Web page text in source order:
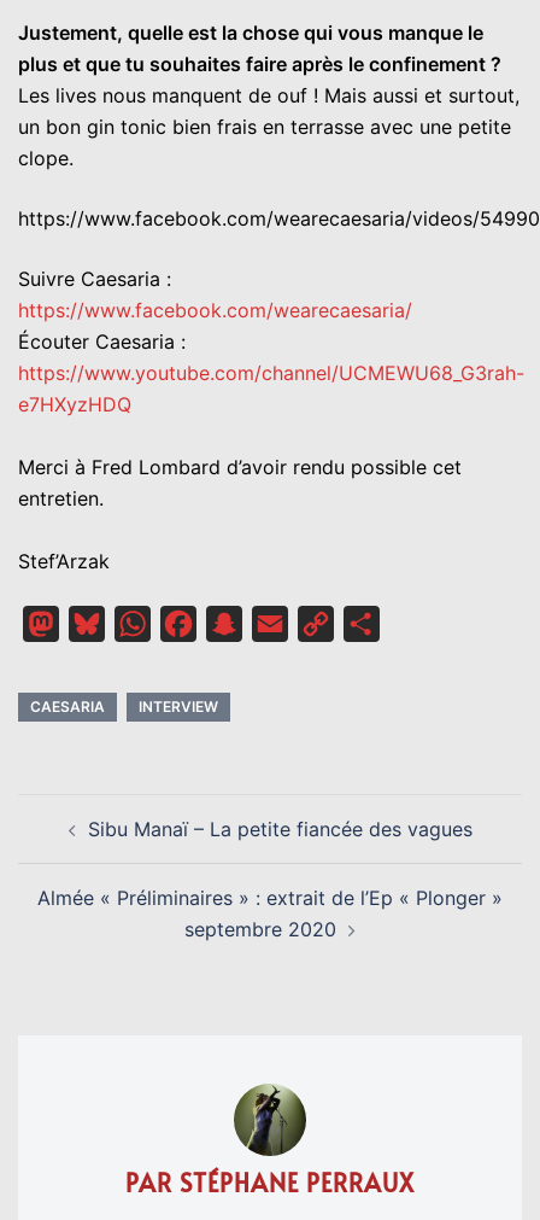
Justement, quelle est la chose qui vous manque le
plus et que tu souhaites faire après le confinement ?
Les lives nous manquent de ouf ! Mais aussi et surtout,
un bon gin tonic bien frais en terrasse avec une petite
clope.
https://www.facebook.com/wearecaesaria/videos/
Suivre Caesaria :
https://www.facebook.com/wearecaesaria/
Écouter Caesaria :
https://www.youtube.com/channel/UCMEWU68_G3rah-
e7HXyzHDQ
Merci à Fred Lombard d’avoir rendu possible cet
entretien.
Stef’Arzak
MastodonBlueskyWhatsAppFacebookSnapchat
Email
Copy
CAESARIA INTERVIEW
D’ARTICLE
Sibu Manaï – La petite fiancée des vagues
Almée « Préliminaires » : extrait de l’Ep « Plonger »
septembre 2020
PAR STÉPHANE PERRAUX